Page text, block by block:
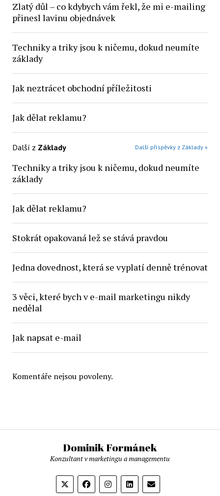
Zlatý důl – co kdybych vám řekl, že mi e-mailing
přinesl lavinu objednávek
Techniky a triky jsou k ničemu, dokud neumíte
základy
Jak neztrácet obchodní příležitosti
Jak dělat reklamu?
Další z Základy Další příspěvky z Základy »
Techniky a triky jsou k ničemu, dokud neumíte
základy
Jak dělat reklamu?
Stokrát opakovaná lež se stává pravdou
Jedna dovednost, která se vyplatí denně trénovat
3 věci, které bych v e-mail marketingu nikdy
nedělal
Jak napsat e-mail
Komentáře nejsou povoleny.
Dominik Formánek
Konzultant v marketingu a managementu